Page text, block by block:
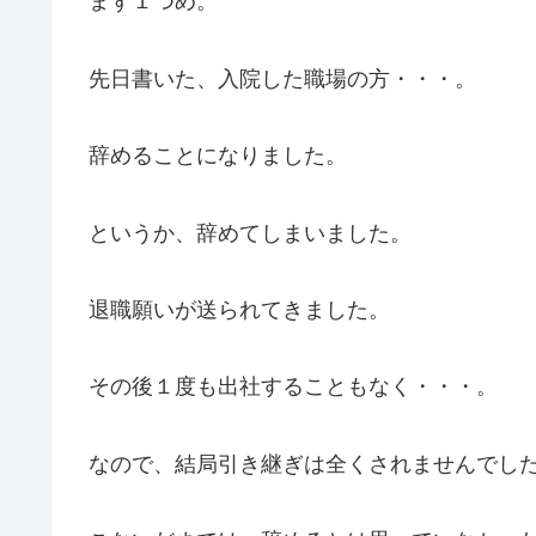
先日書いた、入院した職場の方・・・。
辞めることになりました。
というか、辞めてしまいました。
退職願いが送られてきました。
その後１度も出社することもなく・・・。
なので、結局引き継ぎは全くされませんでし